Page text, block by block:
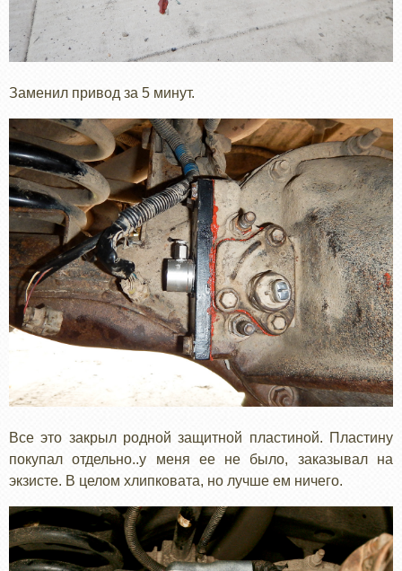
Заменил привод за 5 минут.
Все это закрыл родной защитной пластиной. Пластину
покупал отдельно..у меня ее не было, заказывал на
экзисте. В целом хлипковата, но лучше ем ничего.